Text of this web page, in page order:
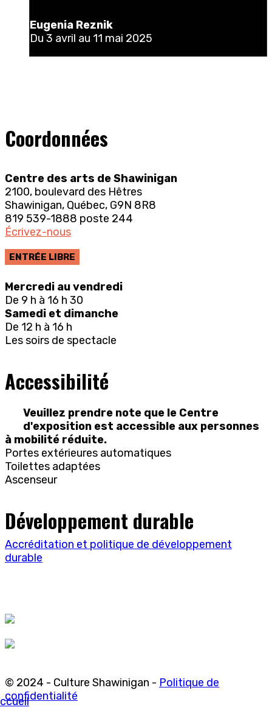
Eugenia Reznik
Du 3 avril au 11 mai 2025
Coordonnées
Centre des arts de Shawinigan
2100, boulevard des Hêtres
Shawinigan, Québec, G9N 8R8
819 539-1888 poste 244
Écrivez-nous
ENTRÉE LIBRE
Mercredi au vendredi
De 9 h à 16 h 30
Samedi et dimanche
De 12 h à 16 h
Les soirs de spectacle
Accessibilité
Veuillez prendre note que le Centre
d'exposition est accessible aux personnes
à mobilité réduite.
Portes extérieures automatiques
Toilettes adaptées
Ascenseur
Développement durable
Accréditation et politique de développement
durable
© 2024 - Culture Shawinigan - Politique de
confidentialité